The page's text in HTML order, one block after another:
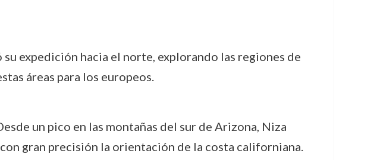
su expedición hacia el norte, explorando las regiones de
áreas para los europeos.
un pico en las montañas del sur de Arizona, Niza
gran precisión la orientación de la costa californiana.